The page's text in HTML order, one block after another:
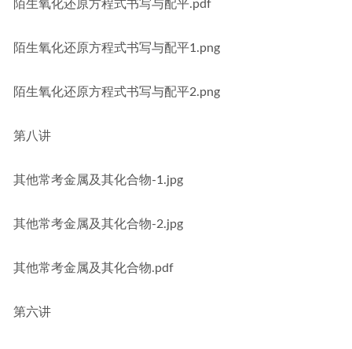
陌生氧化还原方程式书写与配平.pdf
陌生氧化还原方程式书写与配平1.png
陌生氧化还原方程式书写与配平2.png
第八讲
其他常考金属及其化合物-1.jpg
其他常考金属及其化合物-2.jpg
其他常考金属及其化合物.pdf
第六讲